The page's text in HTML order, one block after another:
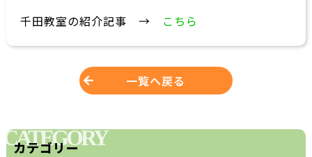
千田教室の紹介記事 → こちら
一覧へ戻る
CATEGORY
カテゴリー